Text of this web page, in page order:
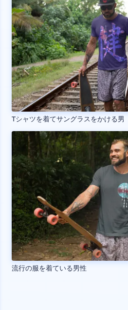
Tシャツを着てサングラスをかける男
流行の服を着ている男性